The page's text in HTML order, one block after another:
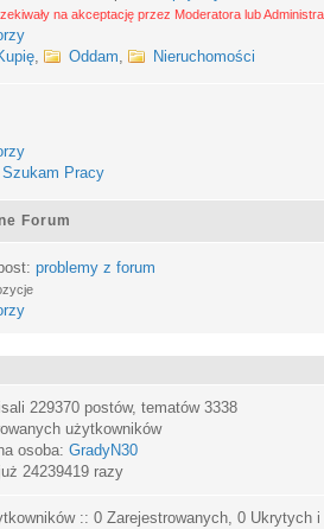
na akceptację przez Moderatora lub
, Oddam, Nieruchomości
Szukam Pracy
Forum
problemy z forum
229370 postów, tematów 3338
użytkowników
osoba: GradyN30
24239419 razy
:: 0 Zarejestrowanych, 0 Ukrytych